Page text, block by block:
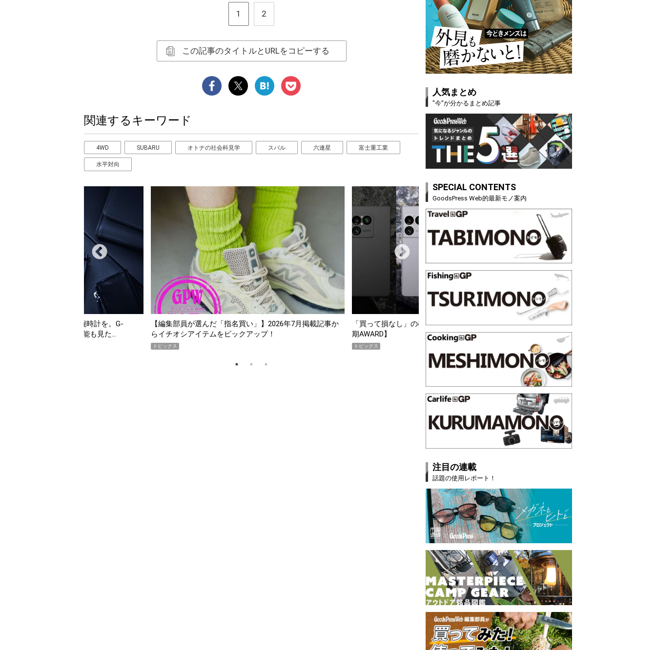
1 2
この記事のタイトルとURLをコピーする
関連するキーワード
4WD SUBARU オトナの社会科見学 スバル 六連星 富士重工業
水平対向
【編集部員が選んだ「指名買い」】2026年7月掲載記事か
らイチオシアイテムをピックアップ！
「買って損なし」の極上スマホ5選【GoodsPress 2026上半
期AWARD】
薄着になる季節の夏こそ“映える”タフな腕時計を。G-
SHOCK「GRAVITYMASTER」は本当に機能も見た…
人気まとめ
"今"が分かるまとめ記事
SPECIAL CONTENTS
GoodsPress Web的最新モノ案内
注目の連載
話題の使用レポート！